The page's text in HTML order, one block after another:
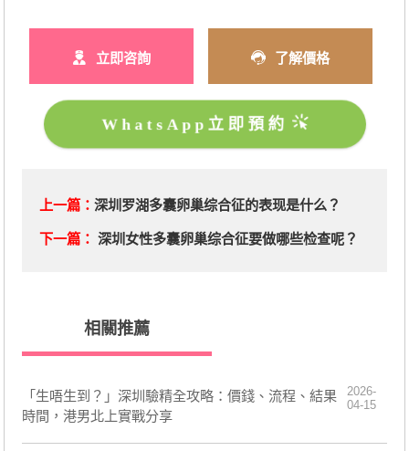
立即咨詢 了解價格
WhatsApp立即預約
上一篇： 深圳罗湖多囊卵巢综合征的表现是什么？
下一篇： 深圳女性多囊卵巢综合征要做哪些检查呢？
相關推薦
「生唔生到？」深圳驗精全攻略：價錢、流程、結果
時間，港男北上實戰分享
2026-
04-15